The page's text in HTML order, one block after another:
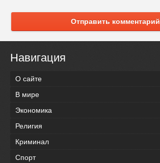
Отправить комментарий
Навигация
О сайте
В мире
Экономика
Религия
Криминал
Спорт